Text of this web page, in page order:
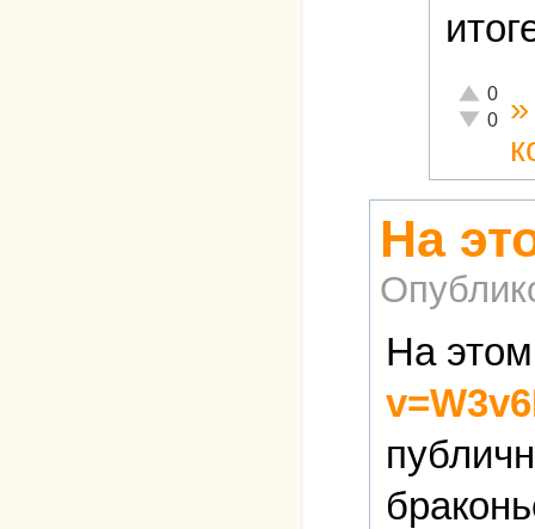
Отлично!
0
0
На
На